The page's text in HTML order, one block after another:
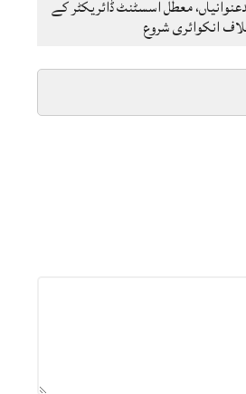
معطل اسسٹنٹ ڈائریکٹر کے
انکوائری شروع